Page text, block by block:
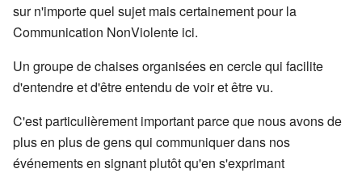
sur n'importe quel sujet mais certainement pour la
Communication NonViolente ici.
Un groupe de chaises organisées en cercle qui facilite
d'entendre et d'être entendu de voir et être vu.
C'est particulièrement important parce que nous avons de
plus en plus de gens qui communiquer dans nos
événements en signant plutôt qu'en s'exprimant